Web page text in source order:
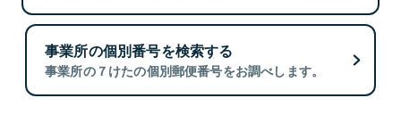
事業所の個別番号を検索する
事業所の７けたの個別郵便番号をお調べします。